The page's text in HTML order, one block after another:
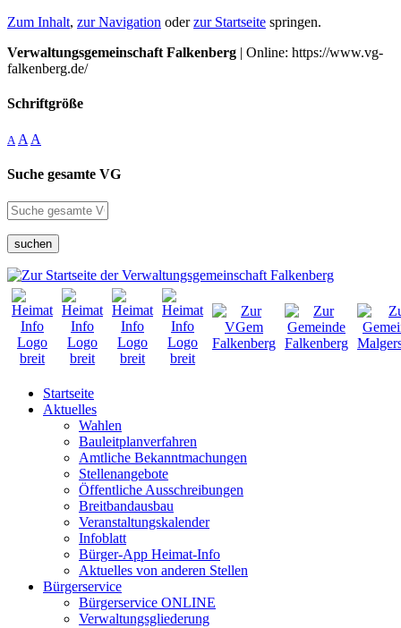
Zum Inhalt, zur Navigation oderzur Startseite springen.
Verwaltungsgemeinschaft Falkenberg | Online: https://www.vg-
falkenberg.de/
Schriftgröße
A A A
Suche gesamte VG
suchen
Startseite
Aktuelles
Wahlen
Bauleitplanverfahren
Amtliche Bekanntmachungen
Stellenangebote
Öffentliche Ausschreibungen
Breitbandausbau
Veranstaltungskalender
Infoblatt
Bürger-App Heimat-Info
Aktuelles von anderen Stellen
Bürgerservice
Bürgerservice ONLINE
Verwaltungsgliederung